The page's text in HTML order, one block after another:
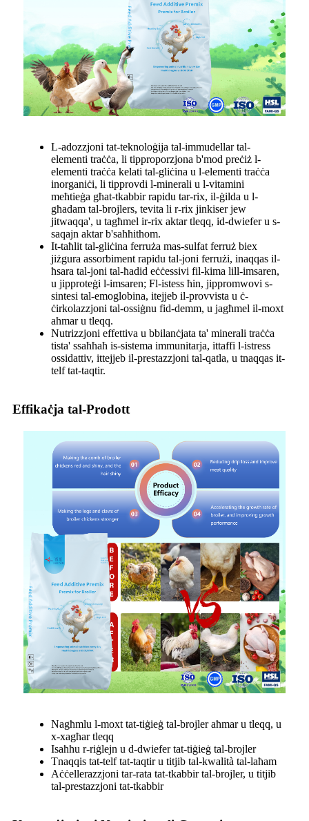
L-adozzjoni tat-teknoloġija tal-immudellar tal-
elementi traċċa, li tipproporzjona b'mod preċiż l-
elementi traċċa kelati tal-gliċina u l-elementi traċċa
inorganiċi, li tipprovdi l-minerali u l-vitamini
meħtieġa għat-tkabbir rapidu tar-rix, il-ġilda u l-
għadam tal-brojlers, tevita li r-rix jinkiser jew
jitwaqqa', u tagħmel ir-rix aktar tleqq, id-dwiefer u s-
saqajn aktar b'saħħithom.
It-taħlit tal-gliċina ferruża mas-sulfat ferruż biex
jiżgura assorbiment rapidu tal-joni ferrużi, inaqqas il-
ħsara tal-joni tal-ħadid eċċessivi fil-kima lill-imsaren,
u jipproteġi l-imsaren; Fl-istess ħin, jippromwovi s-
sintesi tal-emoglobina, itejjeb il-provvista u ċ-
ċirkolazzjoni tal-ossiġnu fid-demm, u jagħmel il-moxt
aħmar u tleqq.
Nutrizzjoni effettiva u bbilanċjata ta' minerali traċċa
tista' ssaħħaħ is-sistema immunitarja, ittaffi l-istress
ossidattiv, ittejjeb il-prestazzjoni tal-qatla, u tnaqqas it-
telf tat-taqtir.
Effikaċja tal-Prodott
Nagħmlu l-moxt tat-tiġieġ tal-brojler aħmar u tleqq, u
x-xagħar tleqq
Isaħħu r-riġlejn u d-dwiefer tat-tiġieġ tal-brojler
Tnaqqis tat-telf tat-taqtir u titjib tal-kwalità tal-laħam
Aċċellerazzjoni tar-rata tat-tkabbir tal-brojler, u titjib
tal-prestazzjoni tat-tkabbir